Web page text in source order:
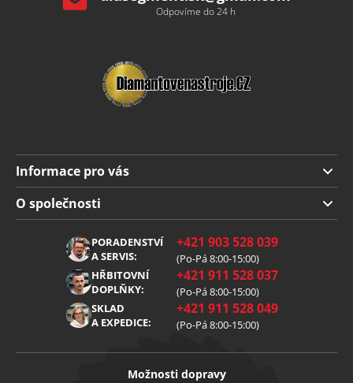
Odpovíme do 24 h
Informace pro vás
Doprava a platba
Obchodní podmínky
Reklamace
Zpracování osobních údajů
O společnosti
PORADENSTVÍ
A SERVIS:
+421 903 528 039
(Po-Pá 8:00-15:00)
HŘBITOVNÍ
DOPLŇKY:
+421 911 528 037
(Po-Pá 8:00-15:00)
SKLAD
A EXPEDICE:
+421 911 528 049
(Po-Pá 8:00-15:00)
Možnosti dopravy